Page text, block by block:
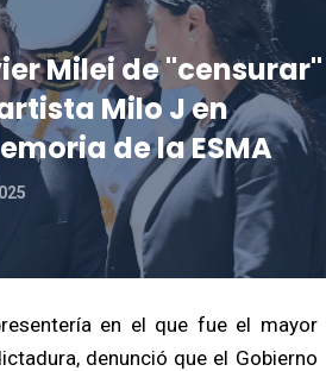
Milei de "censurar"
Milo J en
de la ESMA
en el que fue el mayor
denunció que el Gobierno